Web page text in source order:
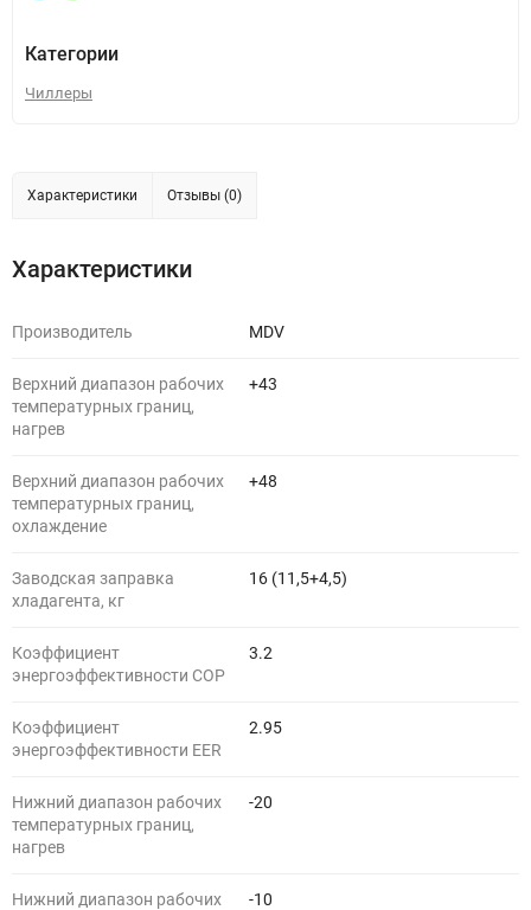
Категории
Чиллеры
Характеристики Отзывы (0)
Характеристики
Производитель MDV
Верхний диапазон рабочих
температурных границ,
нагрев
+43
Верхний диапазон рабочих
температурных границ,
охлаждение
+48
Заводская заправка
хладагента, кг
16 (11,5+4,5)
Коэффициент
энергоэффективности COP
3.2
Коэффициент
энергоэффективности EER
2.95
Нижний диапазон рабочих
температурных границ,
нагрев
-20
Нижний диапазон рабочих
-10